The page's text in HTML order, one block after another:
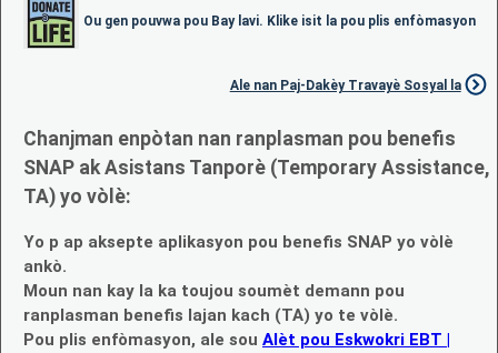
Ou gen pouvwa pou Bay lavi. Klike isit la pou plis enfòmasyon
Ale nan Paj-Dakèy Travayè Sosyal la
Chanjman enpòtan nan ranplasman pou benefis
SNAP ak Asistans Tanporè (Temporary Assistance,
TA) yo vòlè:
Yo p ap aksepte aplikasyon pou benefis SNAP yo vòlè
ankò.
Moun nan kay la ka toujou soumèt demann pou
ranplasman benefis lajan kach (TA) yo te vòlè.
Pou plis enfòmasyon, ale sou Alèt pou Eskwokri EBT |